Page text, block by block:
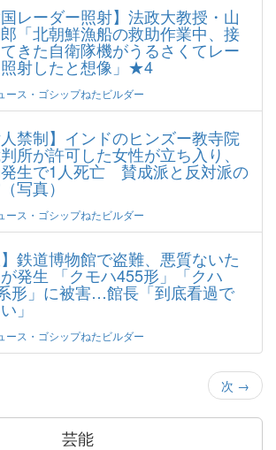
国レーダー照射】法政大教授・山
「北朝鮮漁船の救助作業中、接
きた自衛隊機がうるさくてレー
射したと想像」★4
ース・ゴシップねたビルダー
人禁制】インドのヒンズー教寺院
所が許可した女性が立ち入り、
生で1人死亡 賛成派と反対派の
写真）
ース・ゴシップねたビルダー
】鉄道博物館で盗難、悪質ないた
発生 「クモハ455形」「クハ
形」に被害…館長「到底看過で
」
ース・ゴシップねたビルダー
次 →
芸能